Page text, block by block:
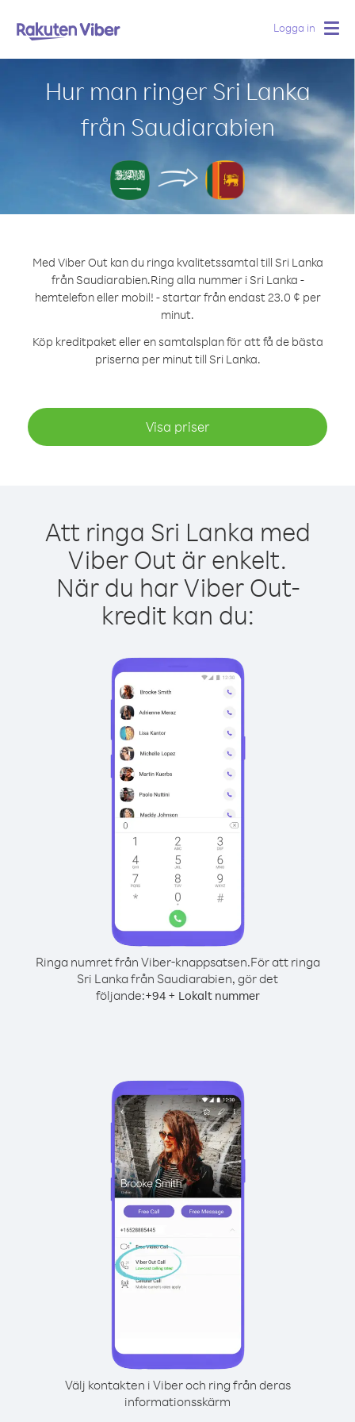
Logga in
Hur man ringer Sri Lanka
från Saudiarabien
Med Viber Out kan du ringa kvalitetssamtal till Sri Lanka
från Saudiarabien.Ring alla nummer i Sri Lanka -
hemtelefon eller mobil! - startar från endast 23.0 ¢ per
minut.
Köp kreditpaket eller en samtalsplan för att få de bästa
priserna per minut till Sri Lanka.
Visa priser
Att ringa Sri Lanka med
Viber Out är enkelt.
När du har Viber Out-
kredit kan du:
Ringa numret från Viber-knappsatsen.För att ringa
Sri Lanka från Saudiarabien, gör det
följande:+94+ Lokalt nummer
Välj kontakten i Viber och ring från deras
informationsskärm